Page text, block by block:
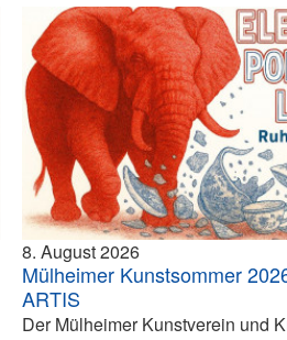
8. August 2026
Mülheimer Kunstsommer
ARTIS
Der Mülheimer Kunstverein und